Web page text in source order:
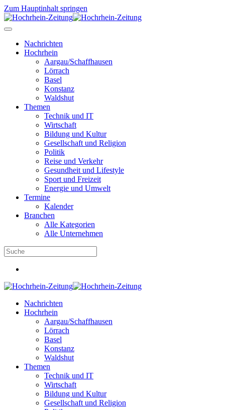
Zum Hauptinhalt springen
Nachrichten
Hochrhein
Aargau/Schaffhausen
Lörrach
Basel
Konstanz
Waldshut
Themen
Technik und IT
Wirtschaft
Bildung und Kultur
Gesellschaft und Religion
Politik
Reise und Verkehr
Gesundheit und Lifestyle
Sport und Freizeit
Energie und Umwelt
Termine
Kalender
Branchen
Alle Kategorien
Alle Unternehmen
Nachrichten
Hochrhein
Aargau/Schaffhausen
Lörrach
Basel
Konstanz
Waldshut
Themen
Technik und IT
Wirtschaft
Bildung und Kultur
Gesellschaft und Religion